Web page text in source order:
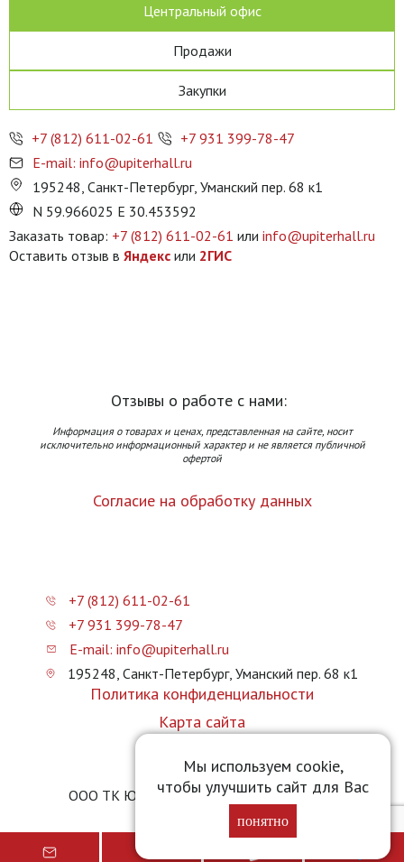
Мы используем cookie,
чтобы улучшить сайт для Вас
понятно
Центральный офис
Продажи
Закупки
+7 (812) 611-02-61
+7 931 399-78-47
E-mail: info@upiterhall.ru
195248, Санкт-Петербург, Уманский пер. 68 к1
N 59.966025 E 30.453592
Заказать товар: +7 (812) 611-02-61 или info@upiterhall.ru
Оставить отзыв в Яндекс или 2ГИС
Отзывы о работе с нами:
Информация о товарах и ценах, представленная на сайте, носит
исключительно информационный характер и не является публичной
офертой
Согласие на обработку данных
+7 (812) 611-02-61
+7 931 399-78-47
E-mail: info@upiterhall.ru
195248, Санкт-Петербург, Уманский пер. 68 к1
Политика конфиденциальности
Карта сайта
ООО ТК Юпитер Холл © 2026 upiterhall.ru